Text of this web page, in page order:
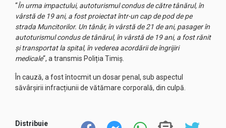
“În urma impactului, autoturismul condus de către tânărul, în
vârstă de 19 ani, a fost proiectat într-un cap de pod de pe
strada Muncitorilor. Un tânăr, în vârstă de 21 de ani, pasager în
autoturismul condus de tânărul, în vârstă de 19 ani, a fost rănit
și transportat la spital, în vederea acordării de îngrijiri
medicale“, a transmis Poliția Timiș.
În cauză, a fost întocmit un dosar penal, sub aspectul
săvârșirii infracțiunii de vătămare corporală, din culpă.
Distribuie